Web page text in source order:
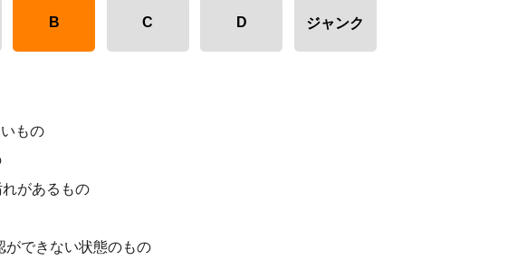
B C D ジャンク
もの
があるもの
できない状態のもの